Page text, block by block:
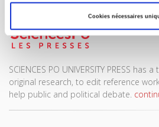
Cookies nécessaires
SCIENCES PO UNIVERSITY PRESS
original research, to edit reference
help public and political debate.